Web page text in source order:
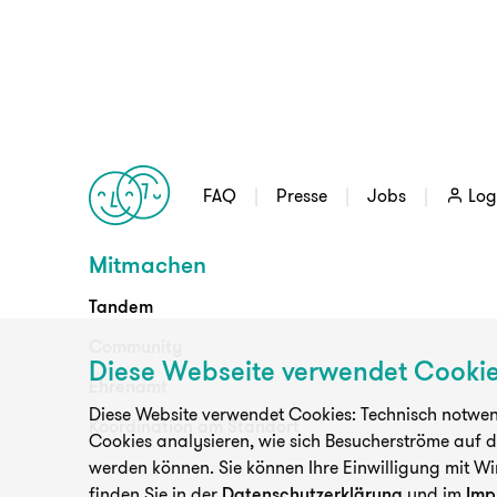
FAQ Presse Jobs
Mitmachen
Tandem
Ehrenamt
Koordination am Standort
Diese Webseite verwendet
Diese Website verwendet Cookies: Technisch
Cookies analysieren, wie sich Besucherströme auf
werden können. Sie können Ihre Einwilligung mit